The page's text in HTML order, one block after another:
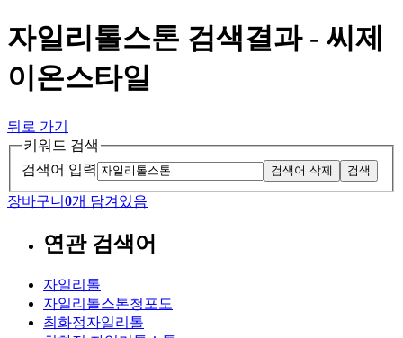
자일리톨스톤 검색결과 - 씨제
이온스타일
뒤로 가기
키워드 검색
검색어 입력
검색어 삭제 검색
장바구니 0개 담겨있음
연관 검색어
자일리톨
자일리톨스톤청포도
최화정자일리톨